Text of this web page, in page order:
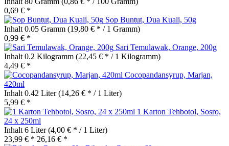
0,69 € *
Sop Buntut, Dua Kuali, 50g
Inhalt 0.05 Gramm (19,80 € * / 1 Gramm)
0,99 € *
Sari Temulawak, Orange, 200g
Inhalt 0.2 Kilogramm (22,45 € * / 1 Kilogramm)
4,49 € *
Cocopandansyrup, Marjan,
420ml
Inhalt 0.42 Liter(14,26 € * / 1 Liter)
5,99 € *
1 Karton Tehbotol, Sosro,
24 x 250ml
Inhalt 6 Liter(4,00 € * / 1 Liter)
23,99 € * 26,16 € *